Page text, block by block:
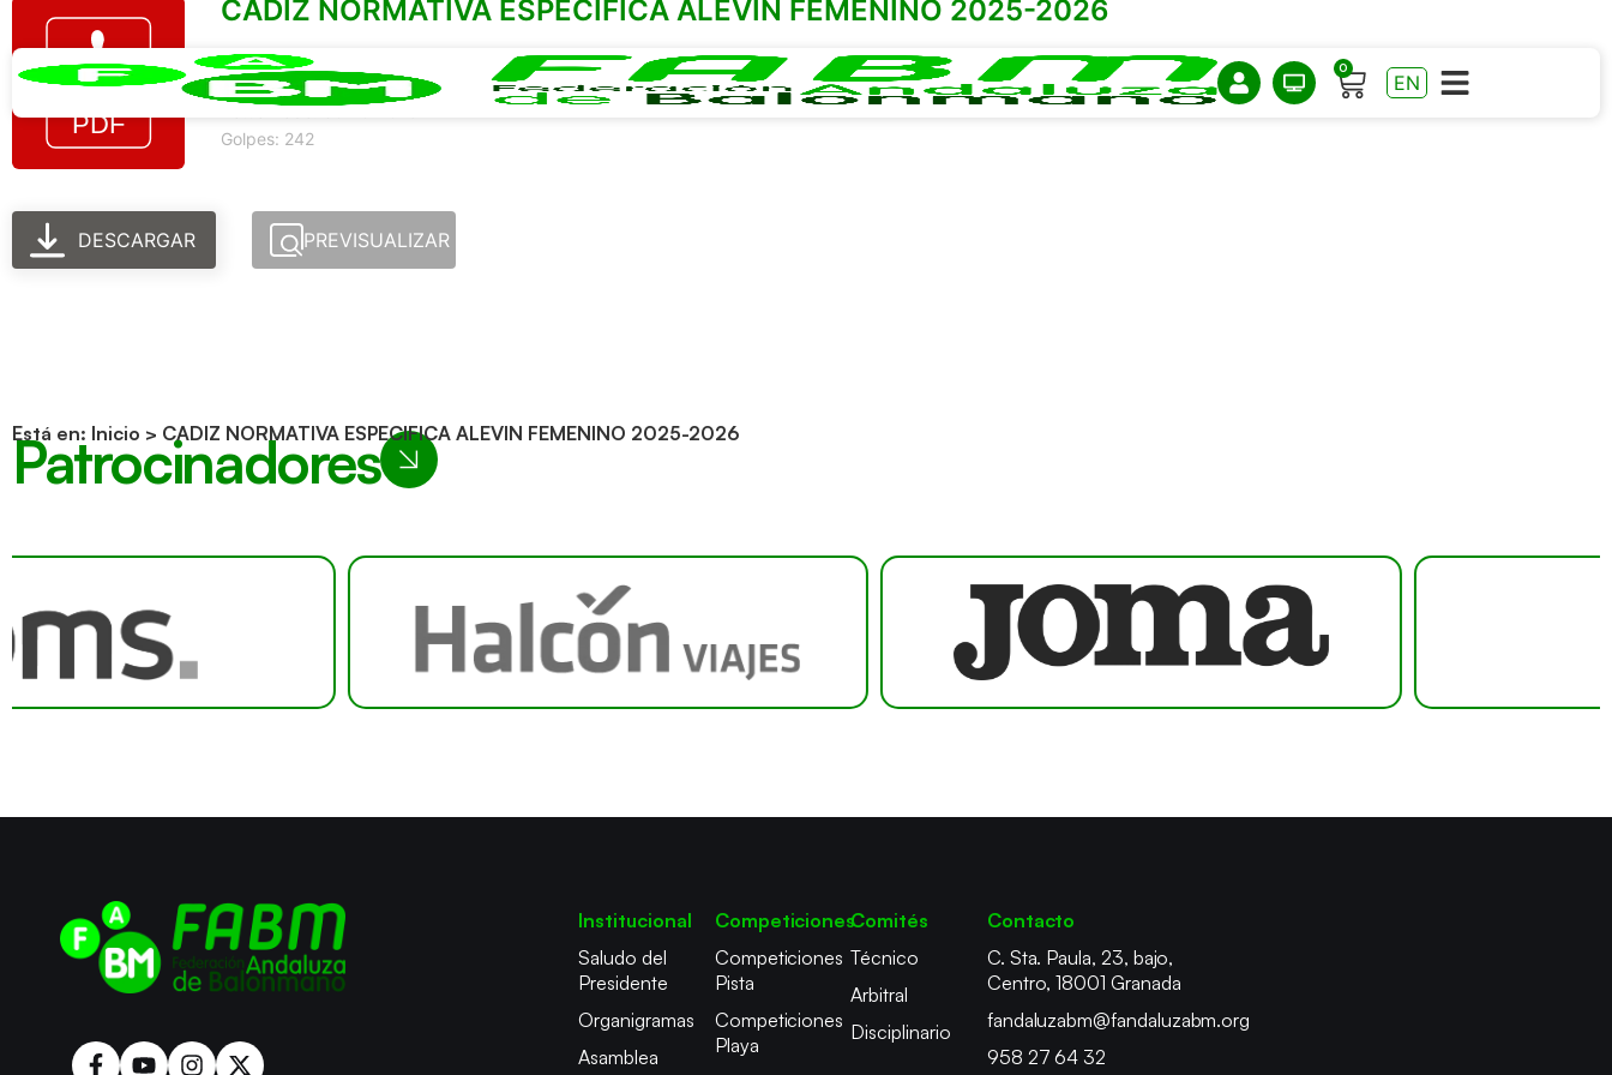
Está en: Inicio > CADIZ NORMATIVA ESPECIFICA ALEVIN FEMENINO 2025-2026
0
EN
CADIZ NORMATIVA ESPECIFICA ALEVIN FEMENINO 2025-2026
Tamaño del archivo: 1.10 MEGABYTE
Creado: 30-10-2025
Actualizado: 30-10-2025
Golpes: 242
DESCARGAR PREVISUALIZAR
Patrocinadores
Institucional
Saludo del
Presidente
Organigramas
Asamblea
Competiciones
Competiciones
Pista
Competiciones
Playa
Comités
Técnico
Arbitral
Disciplinario
Contacto
C. Sta. Paula, 23, bajo,
Centro, 18001 Granada
fandaluzabm@fandaluzabm.org
958 27 64 32